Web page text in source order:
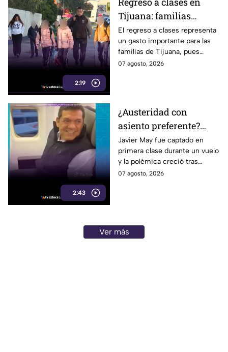
2:19
Tijuana: familias
podrían gastar hasta 5
mil pesos en uniformes
y calzado
El regreso a clases representa
un gasto importante para las
familias de Tijuana, pues
uniformes y calzado pueden
07 agosto, 2026
2:43
¿Austeridad con
asiento preferente?
Captan a Javier May
sonriente en primera
clase y Morena le “jala
las orejas”
Javier May fue captado en
primera clase durante un vuelo
y la polémica creció tras
imágenes de un presunto reloj
07 agosto, 2026
Ver más